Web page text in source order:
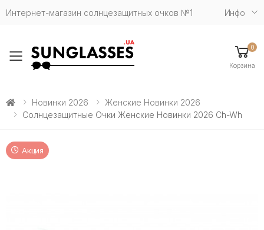
Интернет-магазин солнцезащитных очков №1 Инфо
Toggle mobile menu
0
Корзина
Новинки 2026
Женские Новинки 2026
Солнцезащитные Очки Женские Новинки 2026 Ch-Wh
Акция